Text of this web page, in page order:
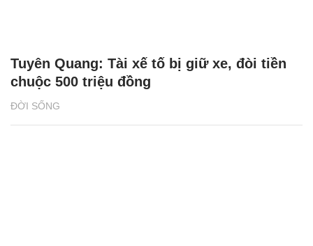
ĐỜI SỐNG
Tuyên Quang: Tài xế tố bị giữ xe, đòi tiền
chuộc 500 triệu đồng